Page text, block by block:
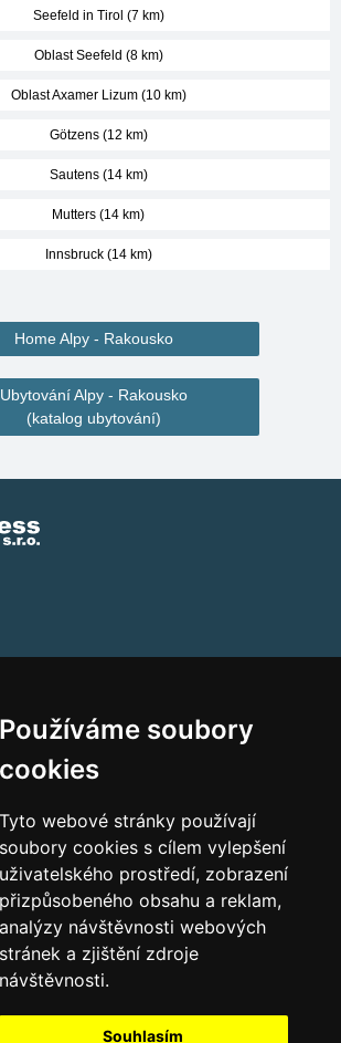
Používáme soubory
cookies
Tyto webové stránky používají
soubory cookies s cílem vylepšení
uživatelského prostředí, zobrazení
přizpůsobeného obsahu a reklam,
analýzy návštěvnosti webových
stránek a zjištění zdroje
návštěvnosti.
Souhlasím
Seefeld in Tirol (7 km)
Oblast Seefeld (8 km)
Oblast Axamer Lizum (10 km)
Götzens (12 km)
Sautens (14 km)
Mutters (14 km)
Innsbruck (14 km)
Home Alpy - Rakousko
Ubytování Alpy - Rakousko
(katalog ubytování)
- Rakousko